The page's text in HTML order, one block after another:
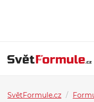
SvětFormule.cz /